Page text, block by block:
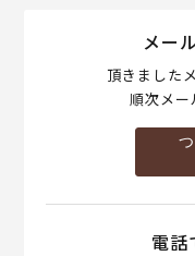
メー
頂きました
順次メー
電話